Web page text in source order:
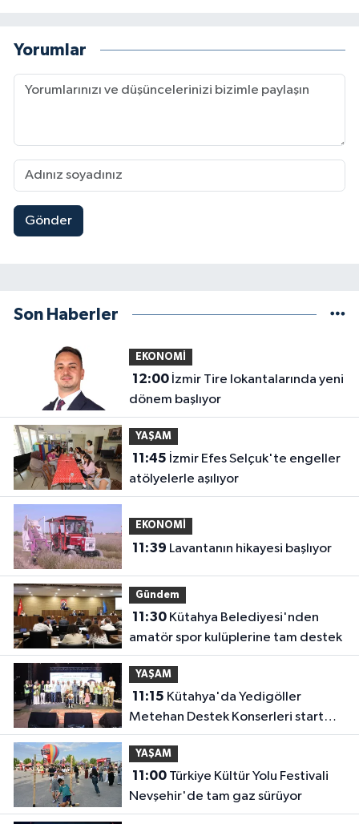
Yorumlar
Gönder
Son Haberler
EKONOMİ
12:00İzmir Tire lokantalarında yeni
dönem başlıyor
YAŞAM
11:45
atölyelerle aşılıyor
EKONOMİ
11:39 Lavantanın hikayesi başlıyor
Gündem
11:30Kütahya Belediyesi'nden
amatör spor kulüplerine tam destek
YAŞAM
11:15
Metehan Destek Konserleri start
aldı
YAŞAM
11:00Türkiye Kültür Yolu Festivali
Nevşehir'de tam gaz sürüyor